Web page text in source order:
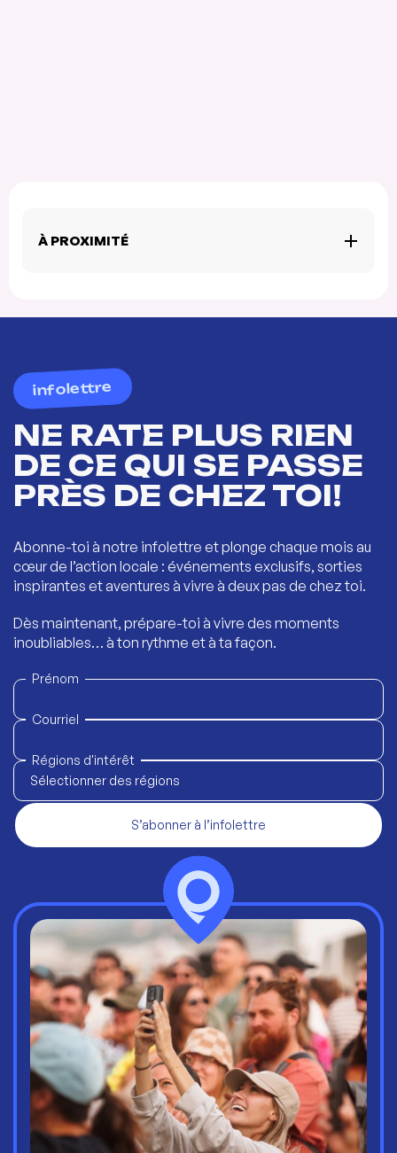
À PROXIMITÉ
infolettre
NE RATE PLUS RIEN
DE CE QUI SE PASSE
PRÈS DE CHEZ TOI!
Abonne-toi à notre infolettre et plonge chaque mois au
cœur de l’action locale : événements exclusifs, sorties
inspirantes et aventures à vivre à deux pas de chez toi.
Dès maintenant, prépare-toi à vivre des moments
inoubliables… à ton rythme et à ta façon.
Prénom
Courriel
Régions d'intérêt
Sélectionner des régions
S’abonner à l’infolettre